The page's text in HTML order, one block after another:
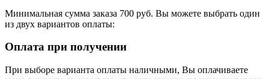
Минимальная сумма заказа 700 руб. Вы можете выбрать один
из двух вариантов оплаты:
Оплата при получении
При выборе варианта оплаты наличными, Вы оплачиваете